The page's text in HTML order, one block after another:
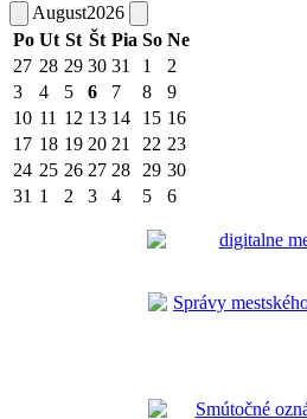
August2026
Po Ut St Št Pia So Ne
27 28 29 30 31 1
2
3
4 5 6 7 8
9
10 11 12 13 14 15 16
17 18 19 20 21 22 23
24 25 26 27 28 29 30
31 1 2 3 4 5 6